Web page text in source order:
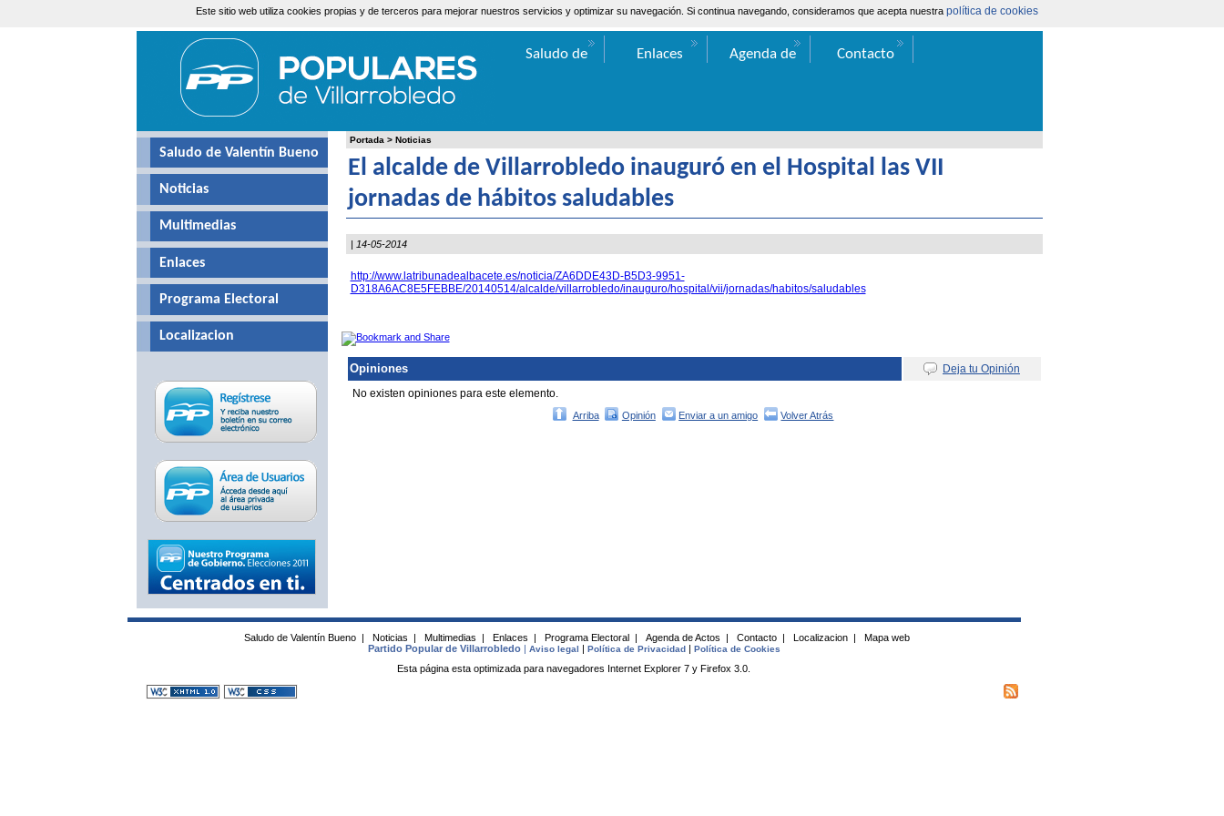
Este sitio web utiliza cookies propias y de terceros para mejorar nuestros servicios y optimizar su navegación. Si continua navegando, consideramos que acepta nuestra política de cookies
Portada > Noticias
El alcalde de Villarrobledo inauguró en el Hospital las VII
jornadas de hábitos saludables
| 14-05-2014
http://www.latribunadealbacete.es/noticia/ZA6DDE43D-B5D3-9951-
D318A6AC8E5FEBBE/20140514/alcalde/villarrobledo/inauguro/hospital/vii/jornadas/habitos/saludables
Opiniones
Deja tu Opinión
No existen opiniones para este elemento.
Arriba Opinión Enviar a un amigo Volver Atrás
Saludo de Valentín Bueno
Noticias
Multimedias
Enlaces
Programa Electoral
Localizacion
Viernes, 7 de Agosto de 2026 |Contacta
Área Extranet
Saludo de
Enlaces
Agenda de
Contacto
Saludo de Valentín Bueno | Noticias | Multimedias | Enlaces | Programa Electoral | Agenda de Actos | Contacto | Localizacion |
Mapa web
Partido Popular de Villarrobledo| Aviso legal | Política de Privacidad| Política de Cookies
Esta página esta optimizada para navegadores Internet Explorer 7 y Firefox 3.0.